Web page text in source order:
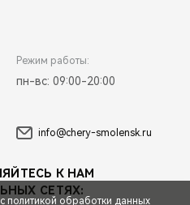
Режим работы:
пн-вс: 09:00-20:00
info@chery-smolensk.ru
К НАМ
СЕТЯХ:
политикой обработки данных